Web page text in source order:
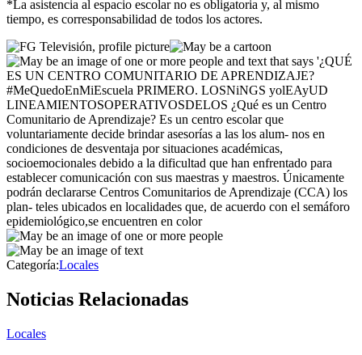
*La asistencia al espacio escolar no es obligatoria y, al mismo
tiempo, es corresponsabilidad de todos los actores.
Categoría:Locales
Noticias Relacionadas
Locales